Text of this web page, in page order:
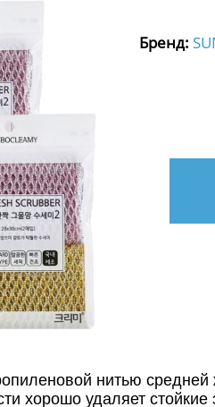
Бренд:
нитью средней
хорошо удаляет стойкие